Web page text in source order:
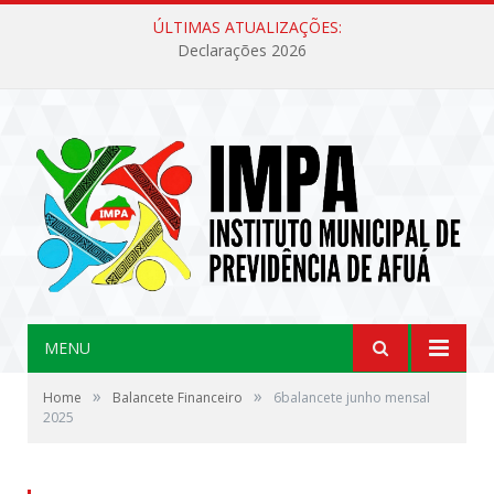
ÚLTIMAS ATUALIZAÇÕES:
Declarações 2026
MENU
Home » Balancete Financeiro »
6balancete junho mensal
2025